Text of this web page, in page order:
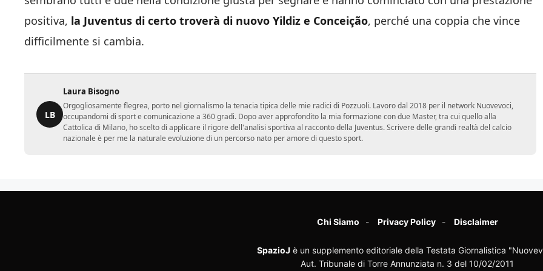
positiva, la Juventus di certo troverà di nuovo Yildiz e Conceição, perché una coppia che vince
difficilmente si cambia.
LB
Laura Bisogno
Orgogliosamente flegrea, porto nel giornalismo la tenacia tipica delle mie radici di Pozzuoli. Lavoro dal 2018 per il network Nuovevoci,
occupandomi di sport e comunicazione a 360 gradi. Dopo aver approfondito la mia formazione con due Master, tra cui quello alla
Cattolica di Milano, ho scelto di applicare il rigore dell'analisi sportiva al racconto della Juventus. Scrivere delle grandi realtà del calcio
nazionale è per me la naturale evoluzione di un percorso nato per amore di questo sport.
Chi Siamo Privacy Policy Disclaimer
SpazioJ è un supplemento editoriale della Testata Giornalistica
Aut. Tribunale di Torre Annunziata n. 3 del 10/02/2011